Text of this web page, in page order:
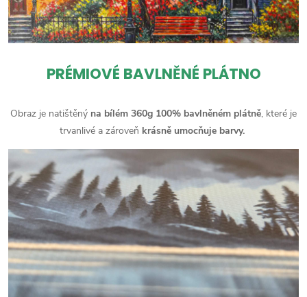
PRÉMIOVÉ BAVLNĚNÉ PLÁTNO
Obraz je natištěný na bílém 360g 100% bavlněném plátně, které je
trvanlivé a zároveň krásně umocňuje barvy.